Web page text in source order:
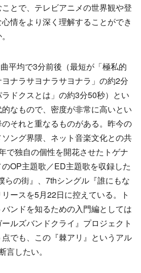
とで、テレビアニメの世界観や登
情をより深く理解することができ
平均で3分前後（最短が「極私的
ナラサヨナラサヨナラ」の約2分
ドクスとは」の約3分50秒）とい
なもので、密度が非常に高いとい
それと重なるものがある。昨今の
ング界隈、ネット音楽文化との共
で独自の個性を開花させたトゲナ
OP主題歌／ED主題歌を収録した
らの街』、7thシングル『誰にもな
ースを5月22日に控えている。ト
ンドを知るための入門編としては
ルズバンドクライ』プロジェクト
でも、この『棘アリ』というアル
したい。